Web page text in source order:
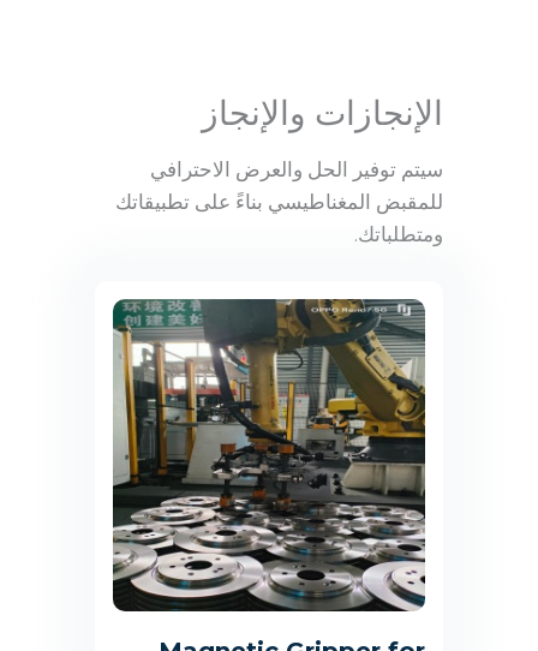
الإنجازات والإنجاز
سيتم توفير الحل والعرض الاحترافي
للمقبض المغناطيسي بناءً على تطبيقاتك
ومتطلباتك.